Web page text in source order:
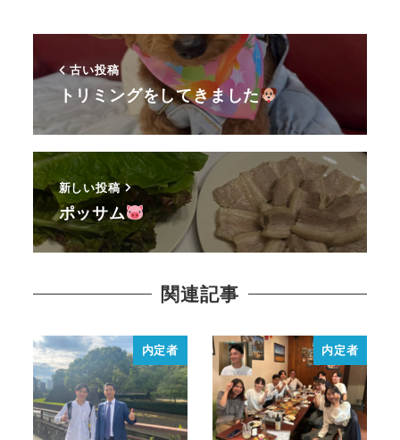
古い投稿
トリミングをしてきました
新しい投稿
ポッサム
関連記事
内定者 内定者